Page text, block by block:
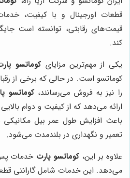
قطعات اورجینال و با کیفیت،
قیمت‌های رقابتی، توانسته است
کند.
یکی از مهم‌ترین مزایای کوماتسو
کوماتسو است. در حالی که برخی از
را نیز به فروش می‌رسانند،کوماتسو
ارائه می‌دهد که از کیفیت و دوام
باعث افزایش طول عمر بیل
تعمیر و نگهداری در بلندمدت می‌شود.
علاوه بر این، کوماتسو پارت خدمات پس
می‌دهد. این خدمات شامل گارانتی